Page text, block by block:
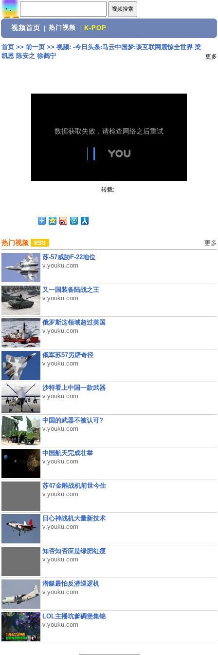
视频首页 热门视频 K-POP
首页>> 前一页>> 视频: -今日头条:马云中国梦:谈互联网震惊全世界 梁
凯恩 陈安之 徐鹤宁
更多
转载:
热门视频 更多
苏-57威胁F-22地位
v.youku.com
又一国装备陆战之王
v.youku.com
俄罗斯这领域超过美国
v.youku.com
俄军苏57另辟奇径
v.youku.com
沙特看上中国一款武器
v.youku.com
中国的武器不被认可?
v.youku.com
中国航天完成壮举
v.youku.com
苏47金雕战机前世今生
v.youku.com
日心神战机大量新技术
v.youku.com
知否知否应是绿肥红瘦
v.youku.com
潜艇最怕反潜巡逻机
v.youku.com
LOL主播坑爹碉堡集锦
v.youku.com